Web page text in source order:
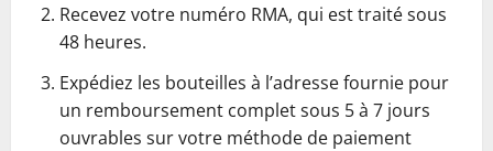
Recevez votre numéro RMA, qui est traité sous
48 heures.
Expédiez les bouteilles à l’adresse fournie pour
un remboursement complet sous 5 à 7 jours
ouvrables sur votre méthode de paiement